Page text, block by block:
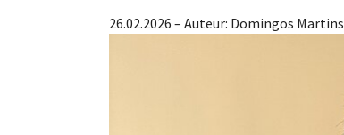
26.02.2026 – Auteur: Domingos Martins